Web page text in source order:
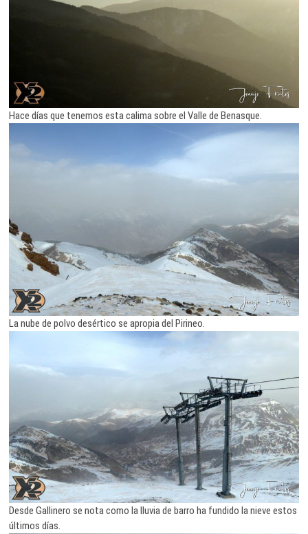
Hace días que tenemos esta calima sobre el Valle de Benasque.
La nube de polvo desértico se apropia del Pirineo.
Desde Gallinero se nota como la lluvia de barro ha fundido la nieve estos
últimos días.